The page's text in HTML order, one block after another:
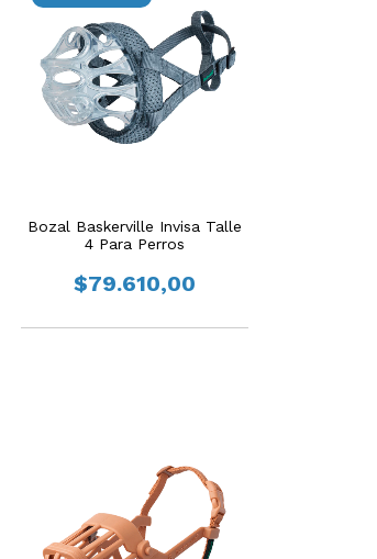
Bozal Baskerville Invisa Talle
4 Para Perros
$79.610,00